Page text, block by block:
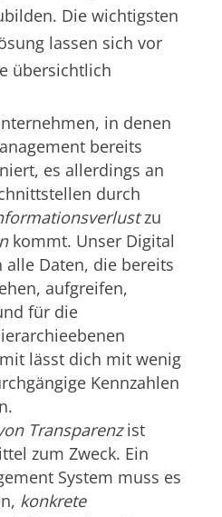
Die wichtigsten
lassen sich vor
übersichtlich
in denen
bereits
es allerdings an
durch
zu
kommt. Unser Digital
alle Daten, die bereits
aufgreifen,
für die
lässt dich mit wenig
Kennzahlen
Transparenzist
zum Zweck. Ein
System muss es
konkrete